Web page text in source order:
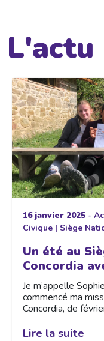
L'actu
16 janvier 2025-
Civique| Siège
Un été au
Concordia
Je m’appelle
commencé ma
Concordia, de
Lire la suite